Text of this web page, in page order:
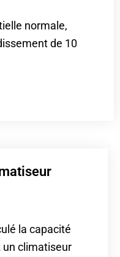
normale,
de 10
la capacité
un climatiseur